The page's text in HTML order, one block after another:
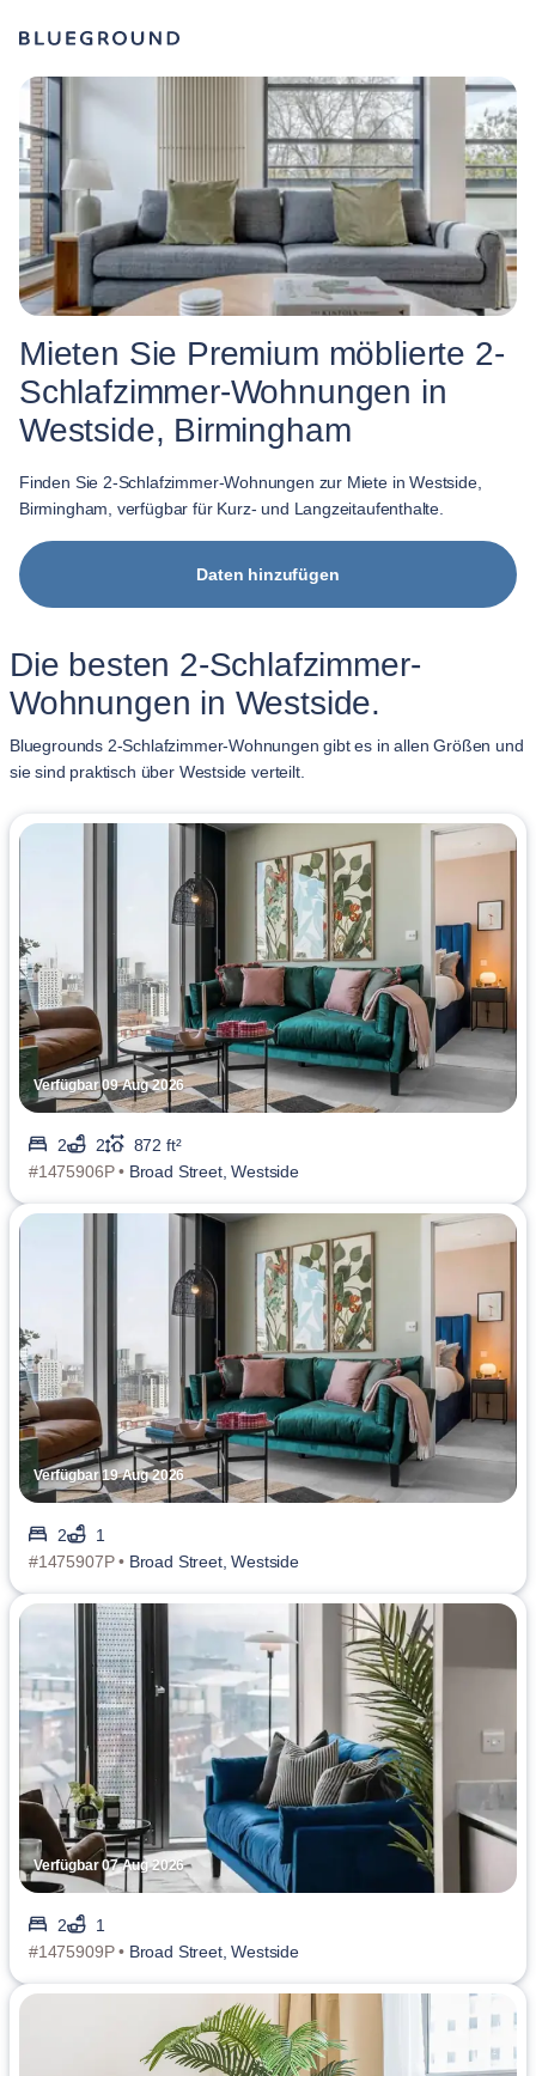
Mieten Sie Premium möblierte 2-
Schlafzimmer-Wohnungen in
Westside, Birmingham
Finden Sie 2-Schlafzimmer-Wohnungen zur Miete in Westside,
Birmingham, verfügbar für Kurz- und Langzeitaufenthalte.
Daten hinzufügen
Die besten 2-Schlafzimmer-
Wohnungen in Westside.
Bluegrounds 2-Schlafzimmer-Wohnungen gibt es in allen Größen und
sie sind praktisch über Westside verteilt.
Verfügbar 09 Aug 2026
2 2
872 ft²
#1475906P • Broad Street, Westside
Verfügbar 19 Aug 2026
2
1
#1475907P • Broad Street, Westside
Verfügbar 07 Aug 2026
2
1
#1475909P • Broad Street, Westside